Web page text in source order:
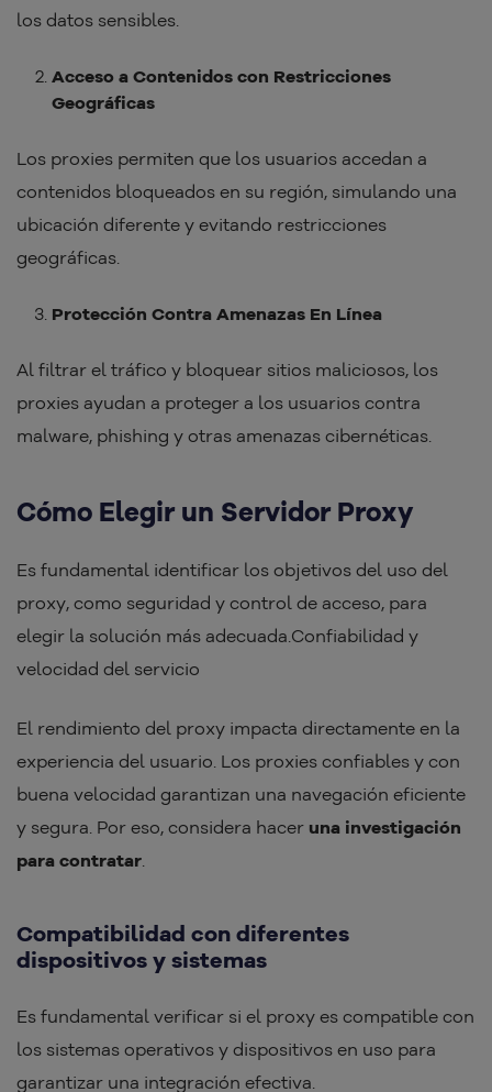
los datos sensibles.
Acceso a Contenidos con Restricciones
Geográficas
Los proxies permiten que los usuarios accedan a
contenidos bloqueados en su región, simulando una
ubicación diferente y evitando restricciones
geográficas.
Protección Contra Amenazas En Línea
Al filtrar el tráfico y bloquear sitios maliciosos, los
proxies ayudan a proteger a los usuarios contra
malware, phishing y otras amenazas cibernéticas.
Cómo Elegir un Servidor Proxy
Es fundamental identificar los objetivos del uso del
proxy, como seguridad y control de acceso, para
elegir la solución más adecuada.Confiabilidad y
velocidad del servicio
El rendimiento del proxy impacta directamente en la
experiencia del usuario. Los proxies confiables y con
buena velocidad garantizan una navegación eficiente
y segura. Por eso, considera hacer una investigación
para contratar.
Compatibilidad con diferentes
dispositivos y sistemas
Es fundamental verificar si el proxy es compatible con
los sistemas operativos y dispositivos en uso para
garantizar una integración efectiva.